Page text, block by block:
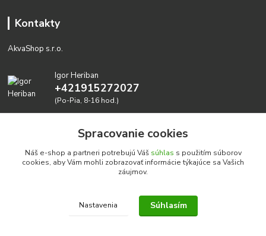
Kontakty
AkvaShop s.r.o.
Igor Heriban
+421915272027
(Po-Pia, 8-16 hod.)
Realizujeme prírodné akvária: AkvaShop s.r.o. • IBAN:
SK3911000000002947087849
Spracovanie cookies
Náš e-shop a partneri potrebujú Váš súhlas s použitím súborov
cookies, aby Vám mohli zobrazovať informácie týkajúce sa Vašich
záujmov.
Nastavenia Súhlasím